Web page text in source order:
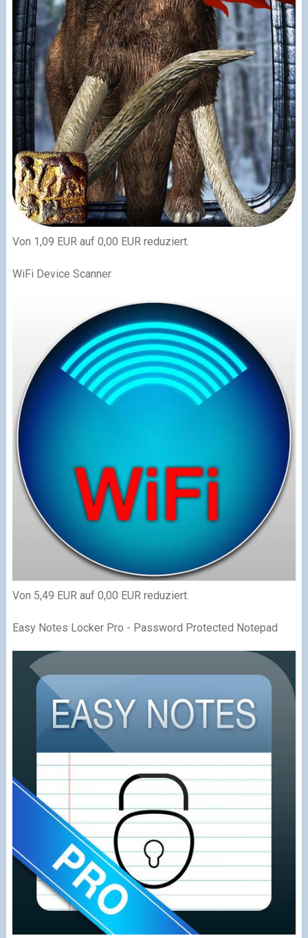
Von 1,09 EUR auf 0,00 EUR reduziert.
WiFi Device Scanner
Von 5,49 EUR auf 0,00 EUR reduziert.
Easy Notes Locker Pro - Password Protected Notepad